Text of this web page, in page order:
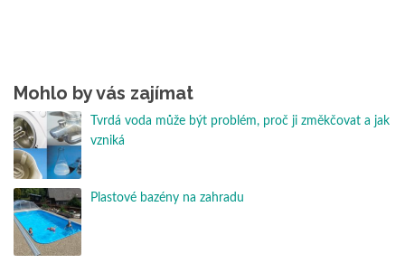
Mohlo by vás zajímat
Tvrdá voda může být problém, proč ji změkčovat a jak
vzniká
Plastové bazény na zahradu